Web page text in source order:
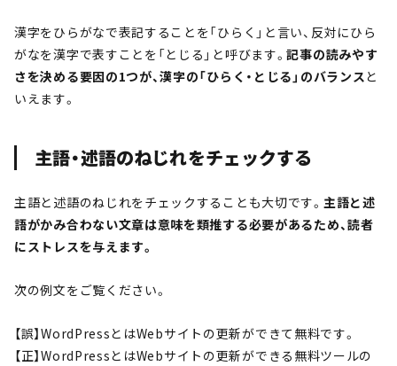
漢字をひらがなで表記することを「ひらく」と言い、反対にひら
がなを漢字で表すことを「とじる」と呼びます。記事の読みやす
さを決める要因の1つが、漢字の「ひらく・とじる」のバランスと
いえます。
主語・述語のねじれをチェックする
主語と述語のねじれをチェックすることも大切です。 主語と述
語がかみ合わない文章は意味を類推する必要があるため、読者
にストレスを与えます。
次の例文をご覧ください。
【誤】WordPressとはWebサイトの更新ができて無料です。
【正】WordPressとはWebサイトの更新ができる無料ツールの